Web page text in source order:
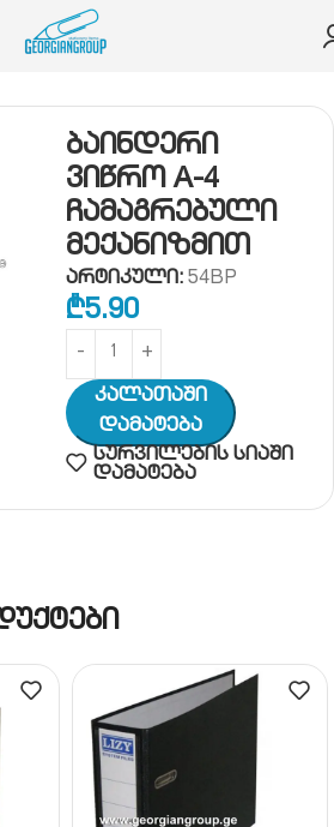
სავიზიტე
ბაინდერი
ვიწრო A-4
ჩამაგრებული
მექანიზმით
არტიკული: 54BP
₾5.90
Კალათაში
Დამატება
სურვილების სიაში
დამატება